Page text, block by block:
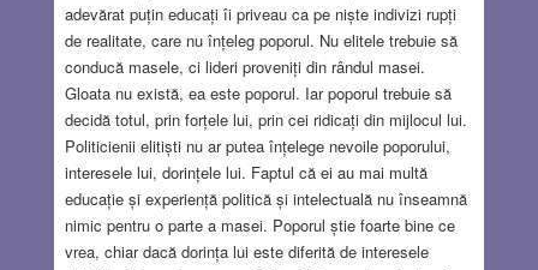
adevărat puțin educați îi priveau ca pe niște indivizi rupți
de realitate, care nu înțeleg poporul. Nu elitele trebuie să
conducă masele, ci lideri proveniți din rândul masei.
Gloata nu există, ea este poporul. Iar poporul trebuie să
decidă totul, prin forțele lui, prin cei ridicați din mijlocul lui.
Politicienii elitiști nu ar putea înțelege nevoile poporului,
interesele lui, dorințele lui. Faptul că ei au mai multă
educație și experiență politică și intelectuală nu înseamnă
nimic pentru o parte a masei. Poporul știe foarte bine ce
vrea, chiar dacă dorința lui este diferită de interesele